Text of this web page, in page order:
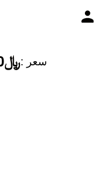
سعر :﷼4.50